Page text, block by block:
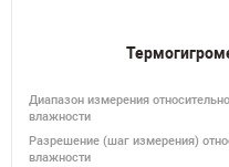
Диапазон измерения
влажности
Разрешение (шаг измерения)
влажности